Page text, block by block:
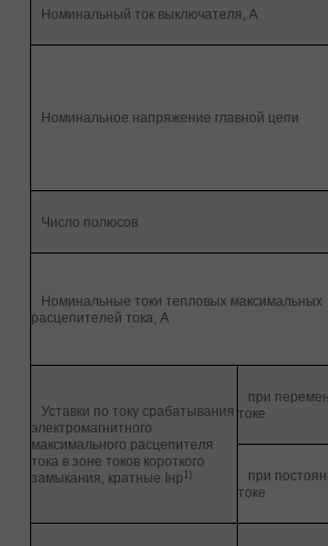
Номинальный ток выключателя, А
Номинальное напряжение главной цепи
Число полюсов
Номинальные токи тепловых максимальных
расцепителей тока, А
Уставки по току срабатывания
электромагнитного
максимального расцепителя
тока в зоне токов короткого
замыкания, кратные Iнр 1)
при
токе
при
токе